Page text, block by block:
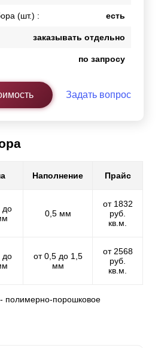
(шт.) : есть
заказывать отдельно
по запросу
Задать вопрос
Наполнение Прайс
до
0,5 мм
от 1832
руб.
кв.м.
до
от 0,5 до 1,5
мм
от 2568
руб.
кв.м.
полимерно-порошковое